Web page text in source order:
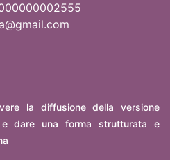
la diffusione della versione
dare una forma strutturata e